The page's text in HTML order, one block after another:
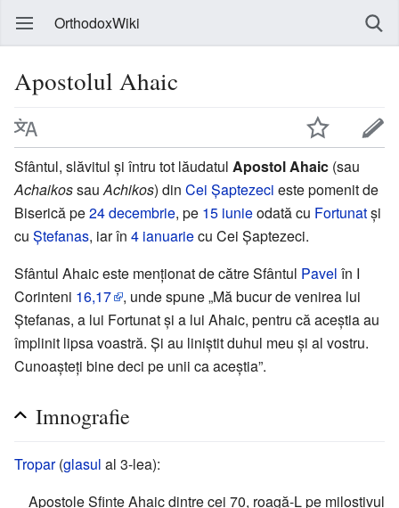
OrthodoxWiki
Apostolul Ahaic
Sfântul, slăvitul și întru tot lăudatul Apostol Ahaic (sau
Achaikossau Achikos) din Cei Șaptezeci este pomenit de
Biserică pe24 decembrie, pe 15 iunieodată cu Fortunatși
cu Ștefanas, iar în 4 ianuariecu Cei Șaptezeci.
Sfântul Ahaic este menționat de către Sfântul Pavel în I
Corinteni 16,17
, unde spune „Mă bucur de venirea lui
Ștefanas, a lui Fortunat și a lui Ahaic, pentru că aceștia au
împlinit lipsa voastră. Și au liniștit duhul meu și al vostru.
Cunoașteți bine deci pe unii ca aceștia”.
Imnografie
Tropar(glasul al 3-lea):
Apostole Sfinte Ahaic dintre cei 70, roagă-L pe milostivul